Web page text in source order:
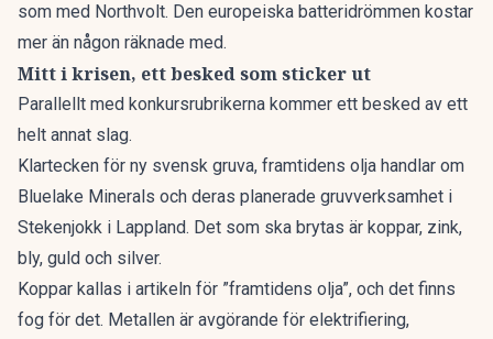
som med Northvolt. Den europeiska batteridrömmen kostar
mer än någon räknade med.
Mitt i krisen, ett besked som sticker ut
Parallellt med konkursrubrikerna kommer ett besked av ett
helt annat slag.
Klartecken för ny svensk gruva, framtidens olja handlar om
Bluelake Minerals och deras planerade gruvverksamhet i
Stekenjokk i Lappland. Det som ska brytas är koppar, zink,
bly, guld och silver.
Koppar kallas i artikeln för ”framtidens olja”, och det finns
fog för det. Metallen är avgörande för elektrifiering,